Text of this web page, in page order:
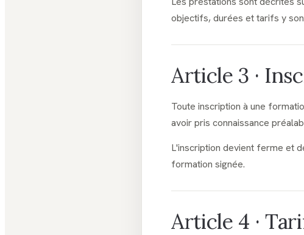
objectifs, durées et tarifs y
Article 3 ·
Toute inscription à une
avoir pris connaissance
L'inscription devient ferme et
formation signée.
Article 4 ·